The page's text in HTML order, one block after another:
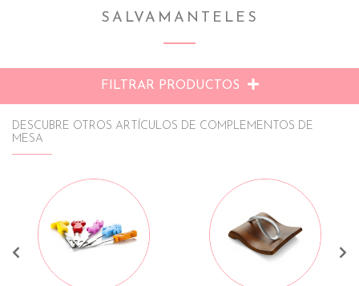
SALVAMANTELES
FILTRAR PRODUCTOS
DESCUBRE OTROS ARTÍCULOS DE COMPLEMENTOS DE
MESA